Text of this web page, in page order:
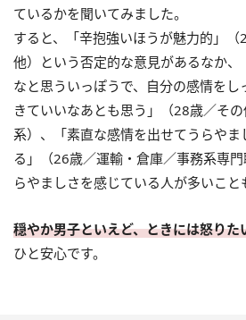
ているかを聞いてみました。
すると、「辛抱強いほうが魅力的」
他）という否定的な意見があるなか
なと思ういっぽうで、自分の感情をし
きていいなあとも思う」（28歳／そ
系）、「素直な感情を出せてうらやま
る」（26歳／運輸・倉庫／事務系専
らやましさを感じている人が多いこと
穏やか男子といえど、ときには怒りた
ひと安心です。